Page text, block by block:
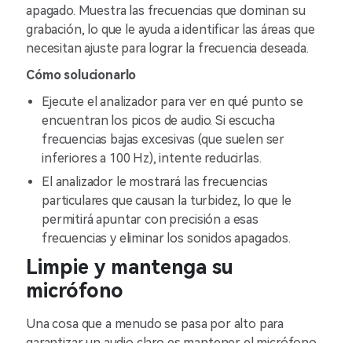
apagado. Muestra las frecuencias que dominan su
grabación, lo que le ayuda a identificar las áreas que
necesitan ajuste para lograr la frecuencia deseada.
Cómo solucionarlo
Ejecute el analizador para ver en qué punto se
encuentran los picos de audio. Si escucha
frecuencias bajas excesivas (que suelen ser
inferiores a 100 Hz), intente reducirlas.
El analizador le mostrará las frecuencias
particulares que causan la turbidez, lo que le
permitirá apuntar con precisión a esas
frecuencias y eliminar los sonidos apagados.
Limpie y mantenga su
micrófono
Una cosa que a menudo se pasa por alto para